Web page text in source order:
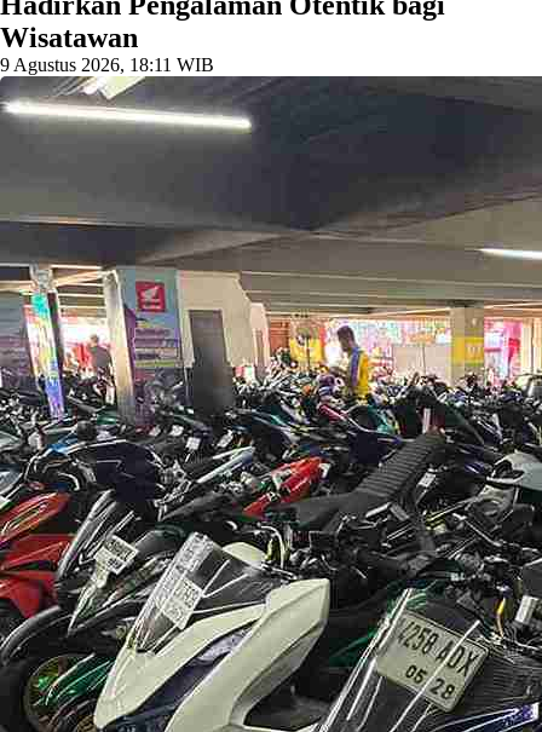
Wisatawan
9 Agustus 2026, 18:11 WIB